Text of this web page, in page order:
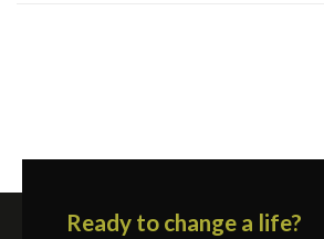
Ready to change a life?